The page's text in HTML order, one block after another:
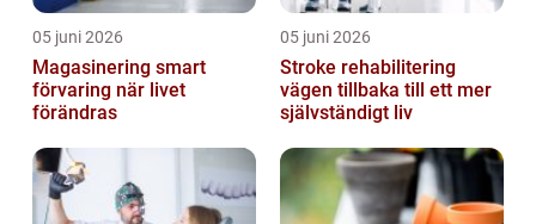
05 juni 2026
Magasinering smart
förvaring när livet
förändras
05 juni 2026
Stroke rehabilitering
vägen tillbaka till ett mer
självständigt liv